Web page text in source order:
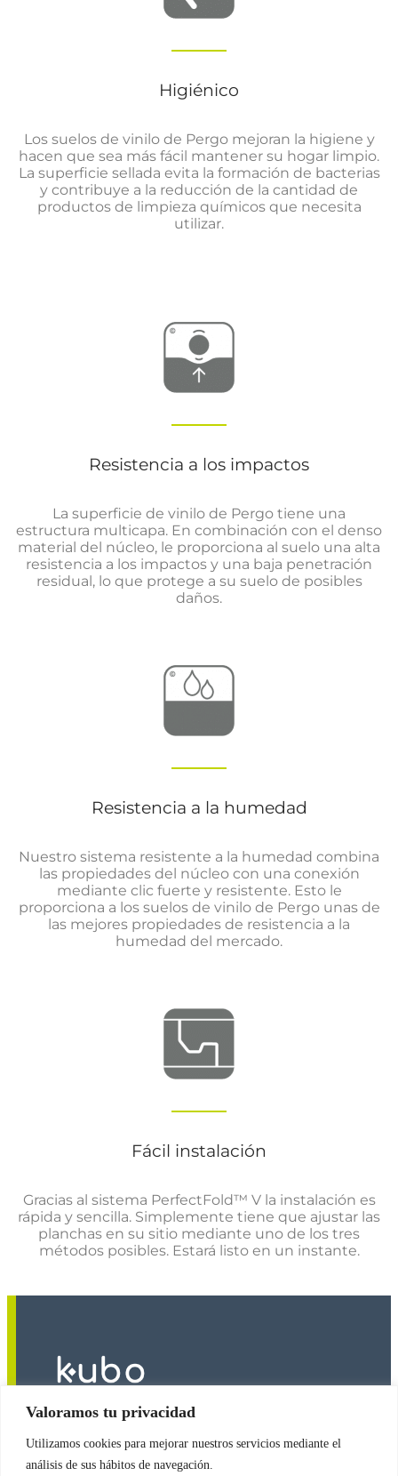
Valoramos tu privacidad
Utilizamos cookies para mejorar nuestros servicios mediante el
análisis de sus hábitos de navegación.
Higiénico
Los suelos de vinilo de Pergo mejoran la higiene y
hacen que sea más fácil mantener su hogar limpio.
La superficie sellada evita la formación de bacterias
y contribuye a la reducción de la cantidad de
productos de limpieza químicos que necesita
utilizar.
Resistencia a los impactos
La superficie de vinilo de Pergo tiene una
estructura multicapa. En combinación con el denso
material del núcleo, le proporciona al suelo una alta
resistencia a los impactos y una baja penetración
residual, lo que protege a su suelo de posibles
daños.
Resistencia a la humedad
Nuestro sistema resistente a la humedad combina
las propiedades del núcleo con una conexión
mediante clic fuerte y resistente. Esto le
proporciona a los suelos de vinilo de Pergo unas de
las mejores propiedades de resistencia a la
humedad del mercado.
Fácil instalación
Gracias al sistema PerfectFold™ V la instalación es
rápida y sencilla. Simplemente tiene que ajustar las
planchas en su sitio mediante uno de los tres
métodos posibles. Estará listo en un instante.
2026